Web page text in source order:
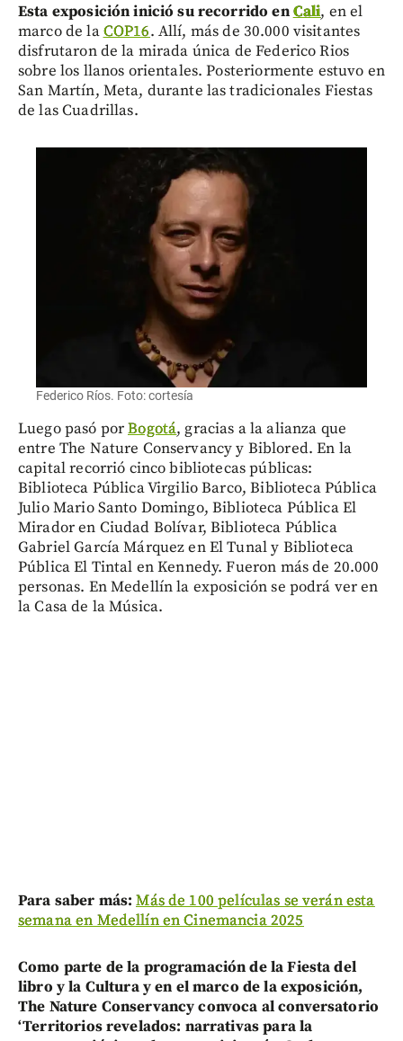
Esta exposición inició su recorrido enCali, en el
marco de laCOP16. Allí, más de 30.000 visitantes
disfrutaron de la mirada única de Federico Rios
sobre los llanos orientales. Posteriormente estuvo en
San Martín, Meta, durante las tradicionales Fiestas
de las Cuadrillas.
Federico Ríos. Foto: cortesía
Luego pasó porBogotá, gracias a la alianza que
entre The Nature Conservancy y Biblored. En la
capital recorrió cinco bibliotecas públicas:
Biblioteca Pública Virgilio Barco, Biblioteca Pública
Julio Mario Santo Domingo, Biblioteca Pública El
Mirador en Ciudad Bolívar, Biblioteca Pública
Gabriel García Márquez en El Tunal y Biblioteca
Pública El Tintal en Kennedy. Fueron más de 20.000
personas. En Medellín la exposición se podrá ver en
la Casa de la Música.
Para saber más: Más de 100 películas se verán esta
semana en Medellín en Cinemancia 2025
Como parte de la programación de la Fiesta del
libro y la Cultura y en el marco de la exposición,
The Nature Conservancy convoca al conversatorio
‘Territorios revelados: narrativas para la